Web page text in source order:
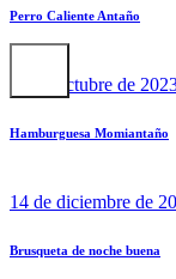
Perro Caliente Antaño
20 de octubre de
Hamburguesa Momiantaño
14 de diciembre de
Brusqueta de noche buena